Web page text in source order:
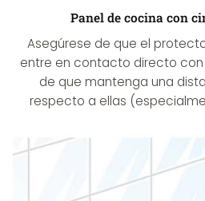
Panel de cocina con
Asegúrese de que el
entre en contacto directo
de que mantenga una
respecto a ellas